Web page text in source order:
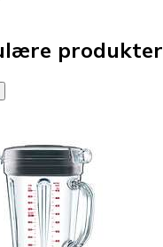
produkter